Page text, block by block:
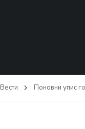
Вести Поновни упис